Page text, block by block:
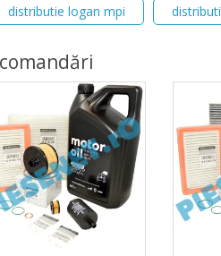
distributie logan mpi